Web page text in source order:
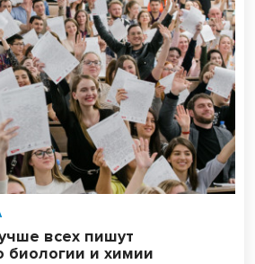
всех пишут
биологии и химии